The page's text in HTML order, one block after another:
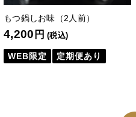
もつ鍋しお味（2人前）
4,200 円 (税込)
WEB限定 定期便あり